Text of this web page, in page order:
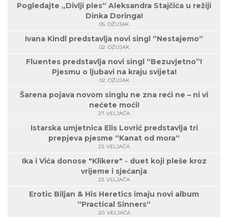
Pogledajte „Divlji ples“ Aleksandra Stajčića u režiji
Dinka Doringa!
05. OŽUJAK
Ivana Kindl predstavlja novi singl “Nestajemo“
02. OŽUJAK
Fluentes predstavlja novi singl “Bezuvjetno”!
Pjesmu o ljubavi na kraju svijeta!
02. OŽUJAK
Šarena pojava novom singlu ne zna reći ne – ni vi
nećete moći!
27. VELJAČA
Istarska umjetnica Elis Lovrić predstavlja tri
prepjeva pjesme “Kanat od mora“
23. VELJAČA
Ika i Vića donose "Klikere" - duet koji pleše kroz
vrijeme i sjećanja
23. VELJAČA
Erotic Biljan & His Heretics imaju novi album
“Practical Sinners“
20. VELJAČA